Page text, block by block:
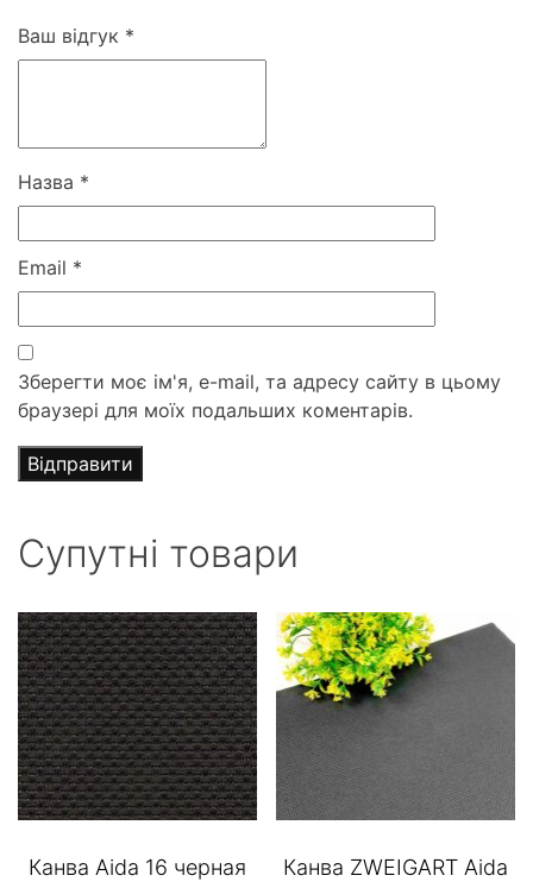
Ваш відгук *
Назва *
Email *
Зберегти моє ім'я, e-mail, та адресу сайту в цьому
браузері для моїх подальших коментарів.
Супутні товари
Канва Aida 16 черная
Канва ZWEIGART Aida